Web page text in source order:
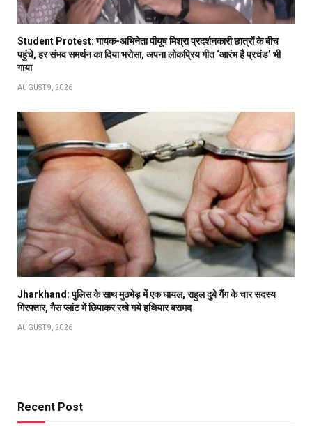
Student Protest: गायक-अभिनेता पीयूष मिश्रा प्रदर्शनकारी छात्रों के बीच
पहुंचे, हर संभव समर्थन का दिया भरोसा, अपना लोकप्रिय गीत ‘आरंभ है प्रचंड’ भी
गाया
AUGUST 9, 2026
Jharkhand: पुलिस के साथ मुठभेड़ में एक घायल, राहुल दुबे गैंग के चार सदस्य
गिरफ्तार, गैस प्लांट में छिपाकर रखे गये हथियार बरामद
AUGUST 9, 2026
Recent Post